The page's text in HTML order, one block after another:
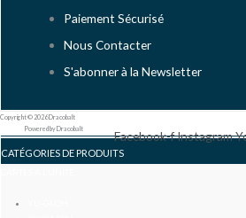
Paiement Sécurisé
Nous Contacter
S'abonner à la Newsletter
Copyright © 2026 Dracobalt
Powered by Dracobalt
Facebook-fInstagram
CATÉGORIES DE PRODUITS